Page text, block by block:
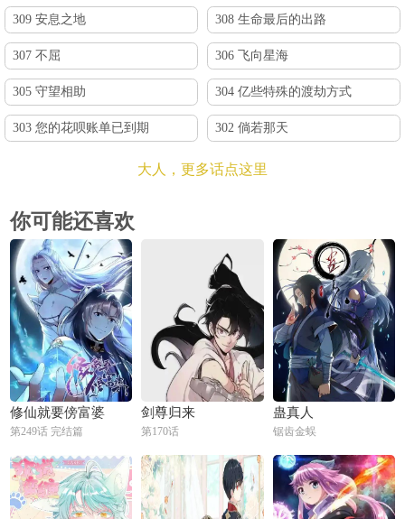
309 安息之地 308 生命最后的出路
307 不屈 306 飞向星海
305 守望相助 304 亿些特殊的渡劫方式
303 您的花呗账单已到期 302 倘若那天
大人，更多话点这里
你可能还喜欢
修仙就要傍富婆
第249话 完结篇
剑尊归来
第170话
蛊真人
锯齿金蜈